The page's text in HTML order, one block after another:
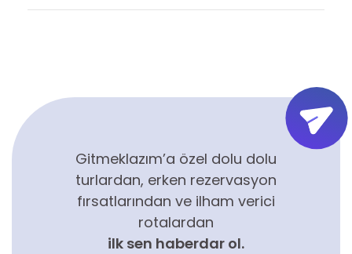
Gitmeklazım’a özel dolu dolu
turlardan, erken rezervasyon
fırsatlarından ve ilham verici
rotalardan
ilk sen haberdar ol.